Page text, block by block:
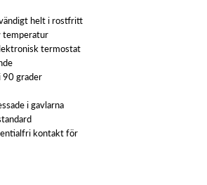
helt i rostfritt
temperatur
termostat
90 grader
i gavlarna
kontakt för